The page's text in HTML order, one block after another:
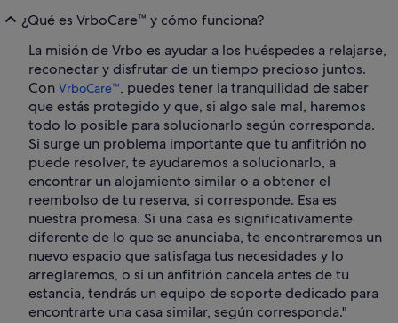
¿Qué es VrboCare™ y cómo funciona?
La misión de Vrbo es ayudar a los huéspedes a relajarse,
reconectar y disfrutar de un tiempo precioso juntos.
Con VrboCare™, puedes tener la tranquilidad de saber
que estás protegido y que, si algo sale mal, haremos
todo lo posible para solucionarlo según corresponda.
Si surge un problema importante que tu anfitrión no
puede resolver, te ayudaremos a solucionarlo, a
encontrar un alojamiento similar o a obtener el
reembolso de tu reserva, si corresponde. Esa es
nuestra promesa. Si una casa es significativamente
diferente de lo que se anunciaba, te encontraremos un
nuevo espacio que satisfaga tus necesidades y lo
arreglaremos, o si un anfitrión cancela antes de tu
estancia, tendrás un equipo de soporte dedicado para
encontrarte una casa similar, según corresponda."